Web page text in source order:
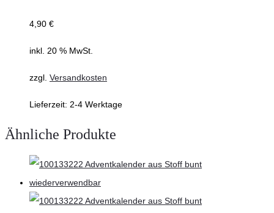
4,90 €
inkl. 20 % MwSt.
zzgl. Versandkosten
Lieferzeit: 2-4 Werktage
Ähnliche Produkte